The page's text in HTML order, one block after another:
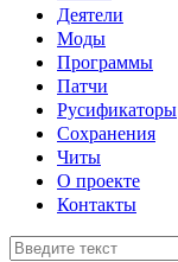
Деятели
Моды
Программы
Патчи
Русификаторы
Сохранения
Читы
О проекте
Контакты